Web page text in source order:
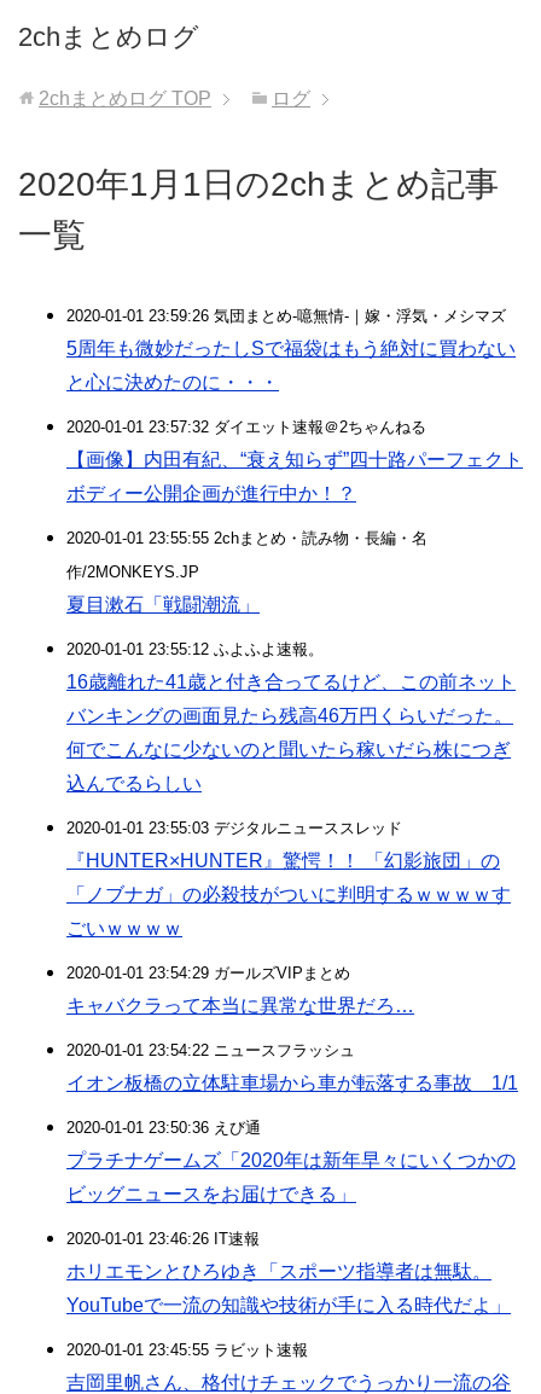
2chまとめログ
2chまとめログ TOP ログ
2020年1月1日の2chまとめ記事
一覧
2020-01-01 23:59:26 気団まとめ-噫無情-｜嫁・浮気・メシマズ
5周年も微妙だったしSで福袋はもう絶対に買わない
と心に決めたのに・・・
2020-01-01 23:57:32 ダイエット速報＠2ちゃんねる
【画像】内田有紀、“衰え知らず”四十路パーフェクト
ボディー公開企画が進行中か！？
2020-01-01 23:55:55 2chまとめ・読み物・長編・名
作/2MONKEYS.JP
夏目漱石「戦闘潮流」
2020-01-01 23:55:12 ふよふよ速報。
16歳離れた41歳と付き合ってるけど、この前ネット
バンキングの画面見たら残高46万円くらいだった。
何でこんなに少ないのと聞いたら稼いだら株につぎ
込んでるらしい
2020-01-01 23:55:03 デジタルニューススレッド
『HUNTER×HUNTER』驚愕！！ 「幻影旅団」の
「ノブナガ」の必殺技がついに判明するｗｗｗｗす
ごいｗｗｗｗ
2020-01-01 23:54:29 ガールズVIPまとめ
キャバクラって本当に異常な世界だろ…
2020-01-01 23:54:22 ニュースフラッシュ
イオン板橋の立体駐車場から車が転落する事故 1/1
2020-01-01 23:50:36 えび通
プラチナゲームズ「2020年は新年早々にいくつかの
ビッグニュースをお届けできる」
2020-01-01 23:46:26 IT速報
ホリエモンとひろゆき「スポーツ指導者は無駄。
YouTubeで一流の知識や技術が手に入る時代だよ」
2020-01-01 23:45:55 ラビット速報
吉岡里帆さん、格付けチェックでうっかり一流の谷